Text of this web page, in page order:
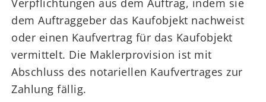
Verpflichtungen aus dem Auftrag, indem sie
dem Auftraggeber das Kaufobjekt nachweist
oder einen Kaufvertrag für das Kaufobjekt
vermittelt. Die Maklerprovision ist mit
Abschluss des notariellen Kaufvertrages zur
Zahlung fällig.